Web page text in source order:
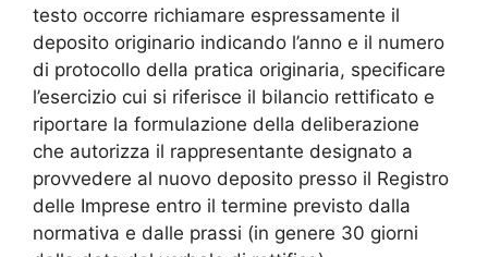
testo occorre richiamare espressamente il
deposito originario indicando l’anno e il numero
di protocollo della pratica originaria, specificare
l’esercizio cui si riferisce il bilancio rettificato e
riportare la formulazione della deliberazione
che autorizza il rappresentante designato a
provvedere al nuovo deposito presso il Registro
delle Imprese entro il termine previsto dalla
normativa e dalle prassi (in genere 30 giorni